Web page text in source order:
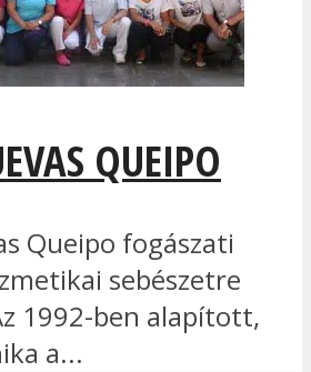
QUEIPO
Queipo fogászati
sebészetre
1992-ben alapított,
a...